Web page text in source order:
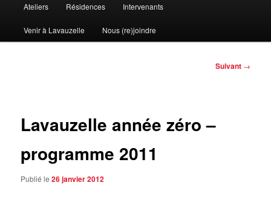
Ateliers Résidences Intervenants
Venir à Lavauzelle Nous (re)joindre
Suivant →
Lavauzelle année zéro –
programme 2011
Publié le26 janvier 2012